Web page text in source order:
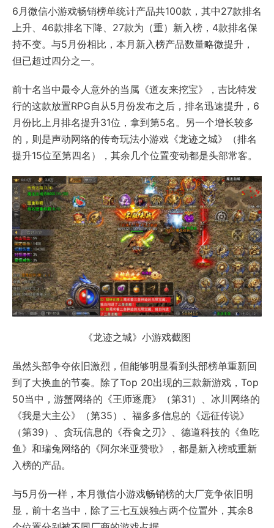
6月微信小游戏畅销榜单统计产品共100款，其中27款排名
上升、46款排名下降、27款为（重）新入榜，4款排名保
持不变。与5月份相比，本月新入榜产品数量略微提升，
但已超过四分之一。
前十名当中最令人意外的当属《道友来挖宝》，吉比特发
行的这款放置RPG自从5月份发布之后，排名迅速提升，6
月份比上月排名提升31位，拿到第5名。另一个增长较多
的，则是声动网络的传奇玩法小游戏《龙迹之城》（排名
提升15位至第四名），其余几个位置变动都是头部常客。
《龙迹之城》小游戏截图
虽然头部争夺依旧激烈，但能够明显看到头部榜单重新回
到了大换血的节奏。除了Top 20出现的三款新游戏，Top
50当中，游蟹网络的《王师逐鹿》（第31）、冰川网络的
《我是大主公》（第35）、福多多信息的《远征传说》
（第39）、贪玩信息的《吞食之刃》、德道科技的《鱼吃
鱼》和瑞兔网络的《阿尔米亚赞歌》，都是新入榜或重新
入榜的产品。
与5月份一样，本月微信小游戏畅销榜的大厂竞争依旧明
显，前十名当中，除了三七互娱独占两个位置外，其余8